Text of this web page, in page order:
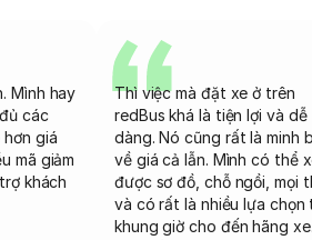
Mình hay
các
hơn giá
mã giảm
khách
Thì việc mà đặt xe ở trên
redBus khá là tiện lợi và dễ
dàng. Nó cũng rất là minh
về giá cả lẫn. Mình có thể
được sơ đồ, chỗ ngồi, mọi
và có rất là nhiều lựa chọn
khung giờ cho đến hãng